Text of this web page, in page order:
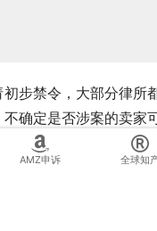
步禁令，大部分律所
确定是否涉案的卖家
已收到传票的卖家，可
AMZ申诉 全球知